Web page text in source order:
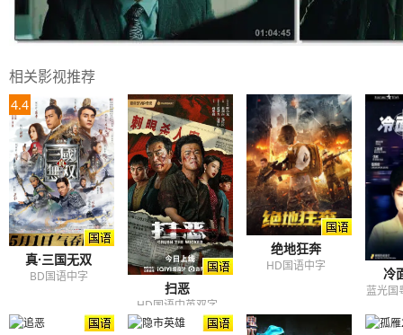
相关影视推荐
4.4
真·三国无双
BD国语中字
扫恶
HD国语中英双字
绝地狂奔
HD国语中字 冷
蓝光国